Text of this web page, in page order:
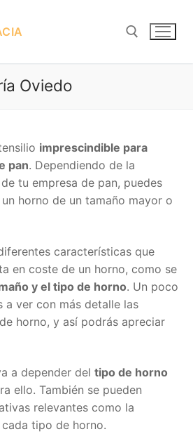
Oviedo
imprescindible para
pan. Dependiendo de la
tu empresa de pan, puedes
horno de un tamaño mayor o
características que
en coste de un horno, como se
y el tipo de horno. Un poco
a ver con más detalle las
horno, y así podrás apreciar
a depender del tipo de horno
ello. También se pueden
relevantes como la
tipo de horno.